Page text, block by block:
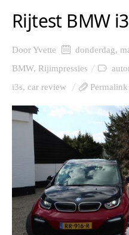
Rijtest BMW
DoorYvette donderdag,
BMW, Rijimpressies
i3s, car review Permalink